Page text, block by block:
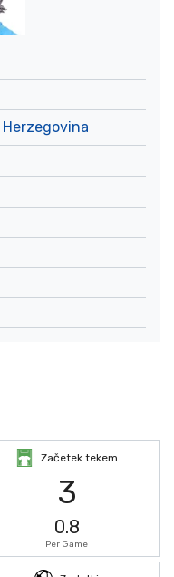
Herzegovina
Začetek tekem
3
0.8
Per Game